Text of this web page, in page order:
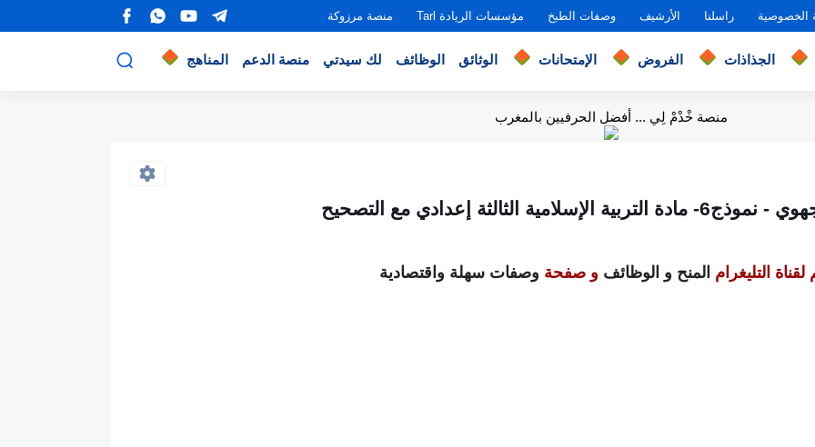
الخصوصية راسلنا الأرشيف وصفات الطبخ مؤسسات الريادة Tarl منصة مرزوكة
الجذاذات الفروض الإمتحانات الوثائق الوظائف لك سيدتي منصة الدعم المناهج
منصة خْدْمْ لِي ... أفضل الحرفيين بالمغرب
الإسلامية الثالثة إعدادي مع التصحيح
لقناة التليغرام المنح و الوظائف و صفحة وصفات سهلة واقتصادية